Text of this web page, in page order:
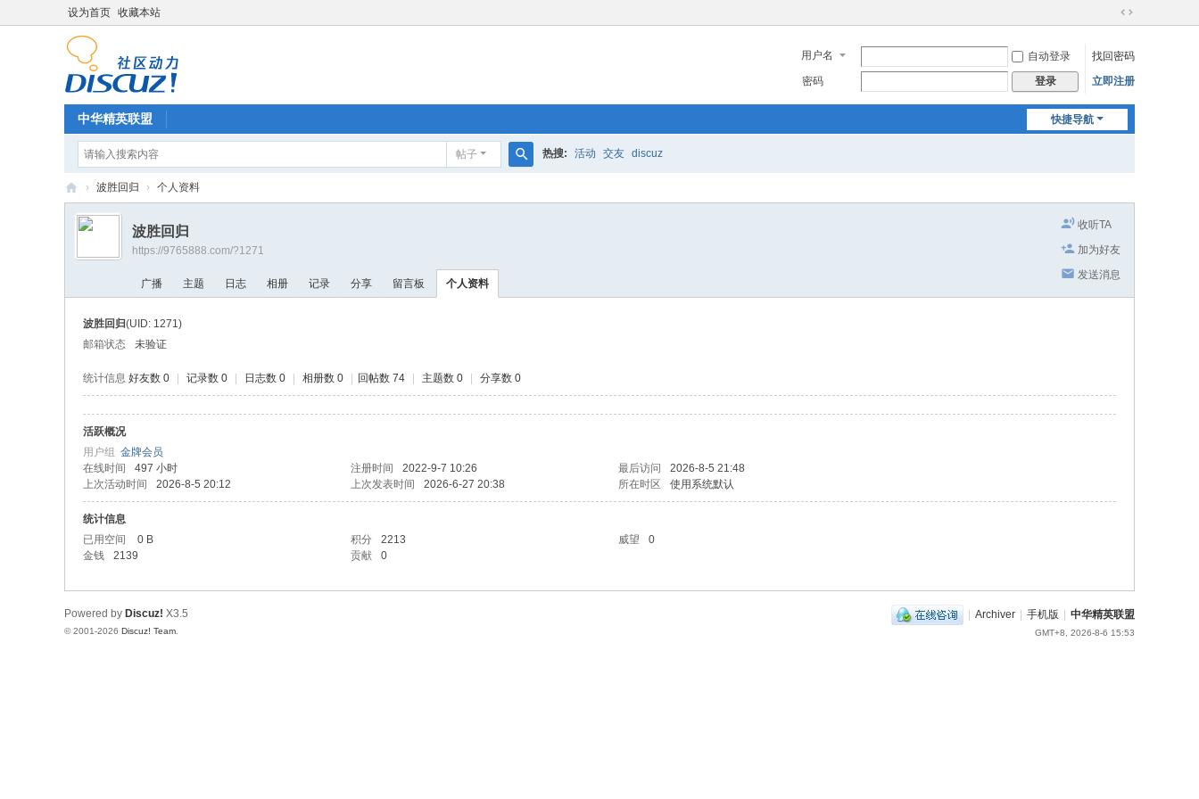
设为首页 收藏本站
切
到
宽
用户名 自动登录
找回密码
密码
登录 立即注册
快捷导航
中华精英联盟
帖子
索
热搜: 活动 交友 discuz
中
精
› 波胜回归 › 个人资料
收听TA
加为好友
发送消息
波胜回归
https://9765888.com/?1271
广播 主题 日志 相册 记录 分享 留言板 个人资料
波胜回归(UID: 1271)
邮箱状态
未验证
统计信息 好友数 0 记录数 0 日志数 0 相册数 0 回帖数 74 主题数 0 分享数 0
活跃概况
用户组 金牌会员
在线时间
497 小时 注册时间 2022-9-7 10:26 最后访问
2026-8-5 21:48
上次活动时间
2026-8-5 20:12 上次发表时间 2026-6-27 20:38 所在时区 使用系统默认
统计信息
已用空间
0 B 积分 2213 威望
0
金钱
2139 贡献 0
| Archiver | 手机版 | 中华精英联盟
GMT+8, 2026-8-6 15:53
Powered by Discuz! X3.5
© 2001-2026 Discuz! Team